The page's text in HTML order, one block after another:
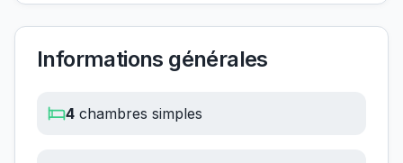
Informations générales
4 chambres simples